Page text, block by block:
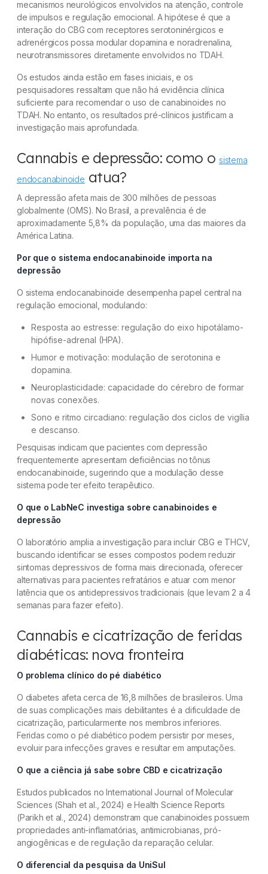
mecanismos neurológicos envolvidos na atenção, controle
de impulsos e regulação emocional. A hipótese é que a
interação do CBG com receptores serotoninérgicos e
adrenérgicos possa modular dopamina e noradrenalina,
neurotransmissores diretamente envolvidos no TDAH.
Os estudos ainda estão em fases iniciais, e os
pesquisadores ressaltam que não há evidência clínica
suficiente para recomendar o uso de canabinoides no
TDAH. No entanto, os resultados pré-clínicos justificam a
investigação mais aprofundada.
Cannabis e depressão: como o sistema
endocanabinoide atua?
A depressão afeta mais de 300 milhões de pessoas
globalmente (OMS). No Brasil, a prevalência é de
aproximadamente 5,8% da população, uma das maiores da
América Latina.
Por que o sistema endocanabinoide importa na
depressão
O sistema endocanabinoide desempenha papel central na
regulação emocional, modulando:
Resposta ao estresse: regulação do eixo hipotálamo-
hipófise-adrenal (HPA).
Humor e motivação: modulação de serotonina e
dopamina.
Neuroplasticidade: capacidade do cérebro de formar
novas conexões.
Sono e ritmo circadiano: regulação dos ciclos de vigília
e descanso.
Pesquisas indicam que pacientes com depressão
frequentemente apresentam deficiências no tônus
endocanabinoide, sugerindo que a modulação desse
sistema pode ter efeito terapêutico.
O que o LabNeC investiga sobre canabinoides e
depressão
O laboratório amplia a investigação para incluir CBG e THCV,
buscando identificar se esses compostos podem reduzir
sintomas depressivos de forma mais direcionada, oferecer
alternativas para pacientes refratários e atuar com menor
latência que os antidepressivos tradicionais (que levam 2 a 4
semanas para fazer efeito).
Cannabis e cicatrização de feridas
diabéticas: nova fronteira
O problema clínico do pé diabético
O diabetes afeta cerca de 16,8 milhões de brasileiros. Uma
de suas complicações mais debilitantes é a dificuldade de
cicatrização, particularmente nos membros inferiores.
Feridas como o pé diabético podem persistir por meses,
evoluir para infecções graves e resultar em amputações.
O que a ciência já sabe sobre CBD e cicatrização
Estudos publicados no International Journal of Molecular
Sciences (Shah et al., 2024) e Health Science Reports
(Parikh et al., 2024) demonstram que canabinoides possuem
propriedades anti-inflamatórias, antimicrobianas, pró-
angiogênicas e de regulação da reparação celular.
O diferencial da pesquisa da UniSul